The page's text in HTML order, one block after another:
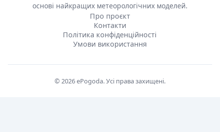
основі найкращих метеорологічних моделей.
Про проєкт
Контакти
Політика конфіденційності
Умови використання
© 2026 ePogoda. Усі права захищені.